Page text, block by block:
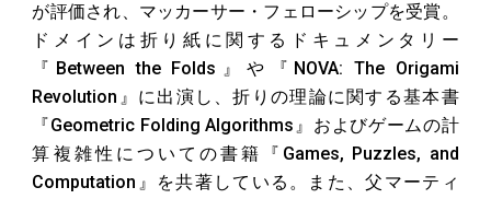
が評価され、マッカーサー・フェローシップを受賞。
ドメインは折り紙に関するドキュメンタリー
『Between the Folds』や『NOVA: The Origami
Revolution』に出演し、折りの理論に関する基本書
『Geometric Folding Algorithms』およびゲームの計
算複雑性についての書籍『Games, Puzzles, and
Computation』を共著している。また、父マーティ